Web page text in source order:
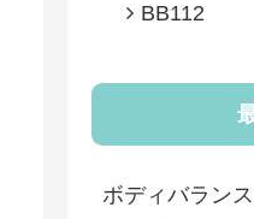
BB112
ボディバラン